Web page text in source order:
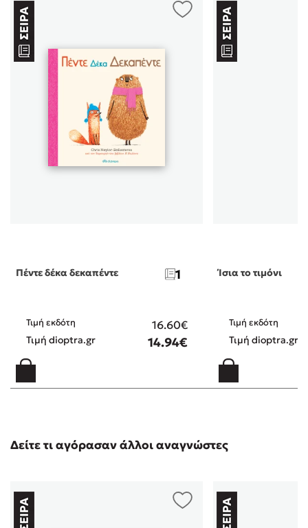
Πέντε δέκα δεκαπέντε 1
Τιμή εκδότη 16.60€
Τιμή dioptra.gr 14.94€
Ίσια το τιμόνι
Τιμή εκδότη
Τιμή dioptra.gr
Δείτε τι αγόρασαν άλλοι αναγνώστες